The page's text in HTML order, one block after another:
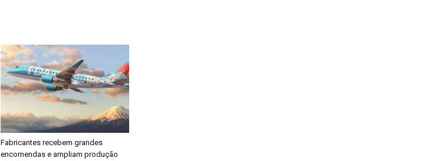
Fabricantes recebem grandes
encomendas e ampliam produção